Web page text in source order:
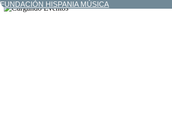
FUNDACIÓN HISPANIA MÚSICA